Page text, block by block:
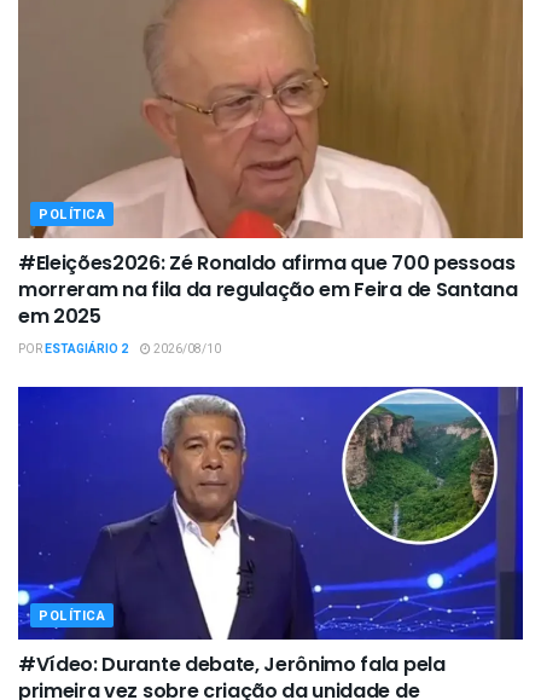
POLÍTICA
#Eleições2026: Zé Ronaldo afirma que 700 pessoas
morreram na fila da regulação em Feira de Santana
em 2025
PORESTAGIÁRIO 2 2026/08/10
POLÍTICA
#Vídeo: Durante debate, Jerônimo fala pela
primeira vez sobre criação da unidade de